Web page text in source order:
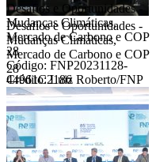
Desafios e Oportunidades -
Mudanças Climáticas,
Mercado de Carbono e COP
28
Desafios e Oportunidades -
Mudanças Climáticas,
Mercado de Carbono e COP
28
Código: FNP20231128-
44961C2186
Crédito: Luiz Roberto/FNP